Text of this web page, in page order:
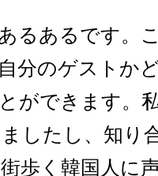
るあるです。
分のゲストか
ができます。
したし、知り
歩く韓国人に